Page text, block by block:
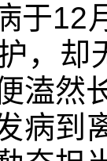
于12
，却
溘然
到离